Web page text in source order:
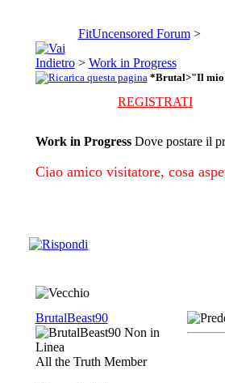
FitUncensored Forum >
> Work in Progress
*Brutal>"Il mio
REGISTRATI
Work in Progress Dove postare il
Ciao amico visitatore, cosa
BrutalBeast90
All the Truth Member